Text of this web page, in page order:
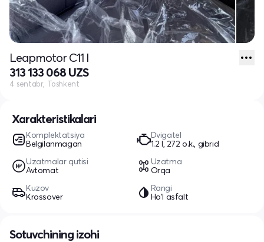
Xarakteristikalari
Komplektatsiya
Belgilanmagan
Dvigatel
1.2 l, 272 o.k., gibrid
Uzatmalar qutisi
Avtomat
Uzatma
Orqa
Kuzov
Krossover
Rangi
Ho'l asfalt
Leapmotor C11 I
313 133 068 UZS
4 sentabr, Toshkent
Sotuvchining izohi